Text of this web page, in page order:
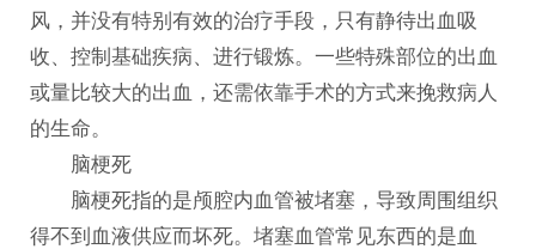
风，并没有特别有效的治疗手段，只有静待出血吸
收、控制基础疾病、进行锻炼。一些特殊部位的出血
或量比较大的出血，还需依靠手术的方式来挽救病人
的生命。
脑梗死
脑梗死指的是颅腔内血管被堵塞，导致周围组织
得不到血液供应而坏死。堵塞血管常见东西的是血